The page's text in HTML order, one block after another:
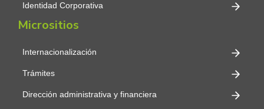
Identidad Corporativa
Micrositios
Internacionalización
Trámites
Dirección administrativa y financiera